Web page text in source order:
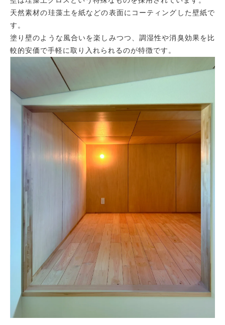
天然素材の珪藻土を紙などの表面にコーティングした壁紙で
す。
塗り壁のような風合いを楽しみつつ、調湿性や消臭効果を比
較的安価で手軽に取り入れられるのが特徴です。